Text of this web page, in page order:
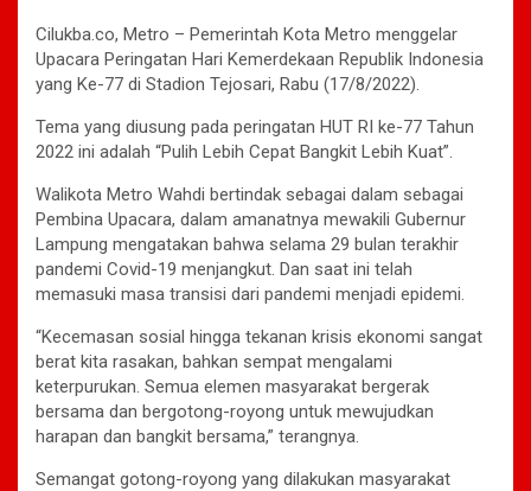
Cilukba.co, Metro – Pemerintah Kota Metro menggelar
Upacara Peringatan Hari Kemerdekaan Republik Indonesia
yang Ke-77 di Stadion Tejosari, Rabu (17/8/2022).
Tema yang diusung pada peringatan HUT RI ke-77 Tahun
2022 ini adalah “Pulih Lebih Cepat Bangkit Lebih Kuat”.
Walikota Metro Wahdi bertindak sebagai dalam sebagai
Pembina Upacara, dalam amanatnya mewakili Gubernur
Lampung mengatakan bahwa selama 29 bulan terakhir
pandemi Covid-19 menjangkut. Dan saat ini telah
memasuki masa transisi dari pandemi menjadi epidemi.
“Kecemasan sosial hingga tekanan krisis ekonomi sangat
berat kita rasakan, bahkan sempat mengalami
keterpurukan. Semua elemen masyarakat bergerak
bersama dan bergotong-royong untuk mewujudkan
harapan dan bangkit bersama,” terangnya.
Semangat gotong-royong yang dilakukan masyarakat